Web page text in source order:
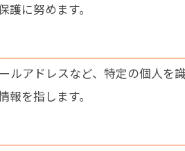
に努めます。
ルアドレスなど、特定の個人を
を指します。